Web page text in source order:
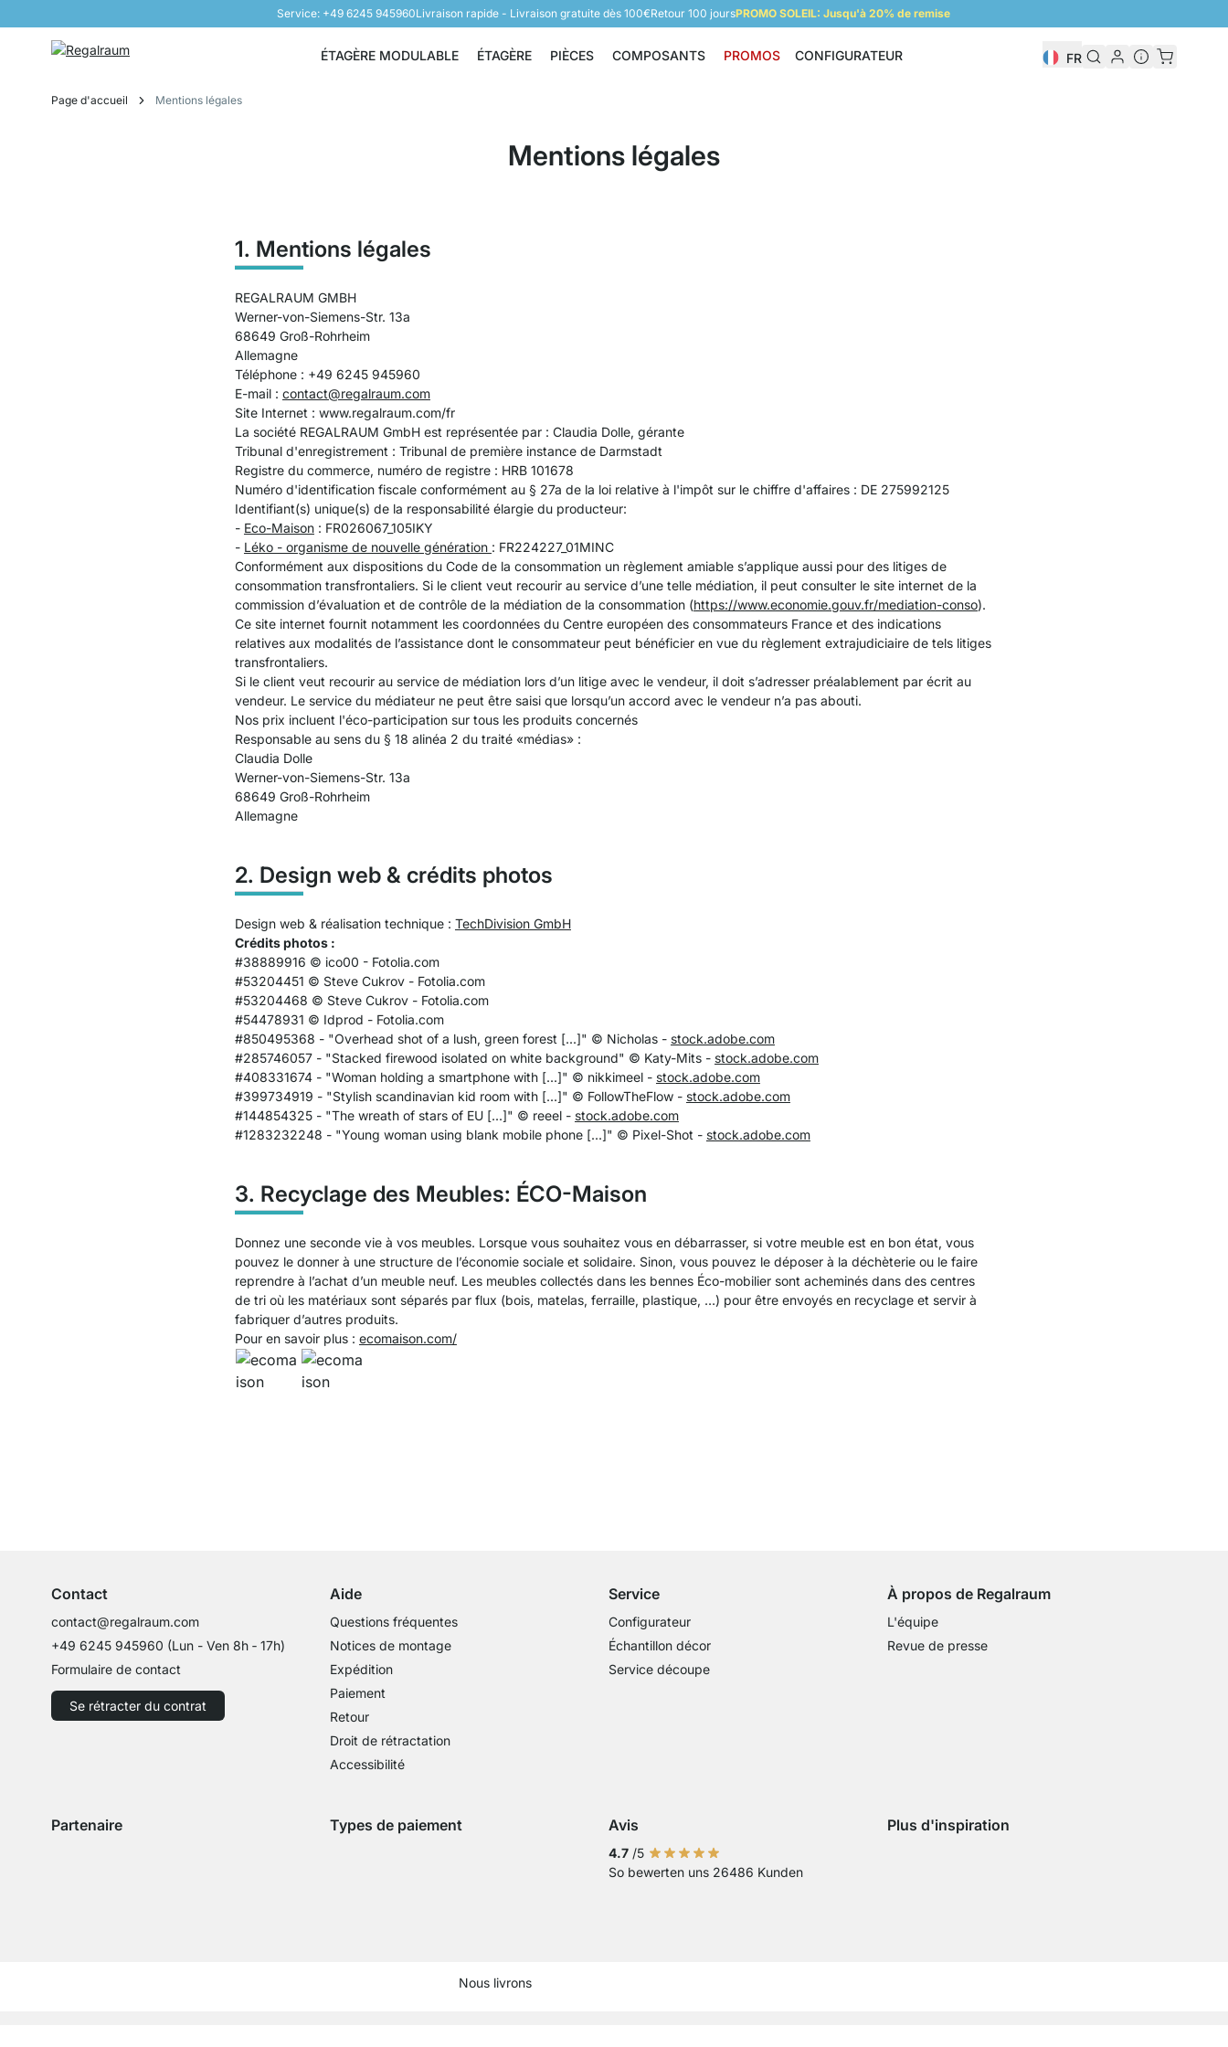
Service: +49 6245 945960Livraison rapide - Livraison gratuite dès 100€Retour 100 joursPROMO SOLEIL: Jusqu'à 20% de remise
ÉTAGÈRE MODULABLE
Étagère modulable
ÉTAGÈRE
Étagère
PIÈCES
Pièces
COMPOSANTS
Composants
PROMOS CONFIGURATEUR FR
Page d'accueil Mentions légales
Mentions légales
1. Mentions légales
REGALRAUM GMBH
Werner-von-Siemens-Str. 13a
68649 Groß-Rohrheim
Allemagne
Téléphone : +49 6245 945960
E-mail : contact@regalraum.com
Site Internet : www.regalraum.com/fr
La société REGALRAUM GmbH est représentée par : Claudia Dolle, gérante
Tribunal d'enregistrement : Tribunal de première instance de Darmstadt
Registre du commerce, numéro de registre : HRB 101678
Numéro d'identification fiscale conformément au § 27a de la loi relative à l'impôt sur le chiffre d'affaires : DE 275992125
Identifiant(s) unique(s) de la responsabilité élargie du producteur:
- Eco-Maison: FR026067_105IKY
- Léko - organisme de nouvelle génération : FR224227_01MINC
Conformément aux dispositions du Code de la consommation un règlement amiable s’applique aussi pour des litiges de
consommation transfrontaliers. Si le client veut recourir au service d’une telle médiation, il peut consulter le site internet de la
commission d’évaluation et de contrôle de la médiation de la consommation (https://www.economie.gouv.fr/mediation-conso).
Ce site internet fournit notamment les coordonnées du Centre européen des consommateurs France et des indications
relatives aux modalités de l’assistance dont le consommateur peut bénéficier en vue du règlement extrajudiciaire de tels litiges
transfrontaliers.
Si le client veut recourir au service de médiation lors d’un litige avec le vendeur, il doit s’adresser préalablement par écrit au
vendeur. Le service du médiateur ne peut être saisi que lorsqu’un accord avec le vendeur n’a pas abouti.
Nos prix incluent l'éco-participation sur tous les produits concernés
Responsable au sens du § 18 alinéa 2 du traité «médias» :
Claudia Dolle
Werner-von-Siemens-Str. 13a
68649 Groß-Rohrheim
Allemagne
2. Design web & crédits photos
Design web & réalisation technique : TechDivision GmbH
Crédits photos :
#38889916 © ico00 - Fotolia.com
#53204451 © Steve Cukrov - Fotolia.com
#53204468 © Steve Cukrov - Fotolia.com
#54478931 © Idprod - Fotolia.com
#850495368 - "Overhead shot of a lush, green forest [...]" © Nicholas - stock.adobe.com
#285746057 - "Stacked firewood isolated on white background" © Katy-Mits - stock.adobe.com
#408331674 - "Woman holding a smartphone with [...]" © nikkimeel - stock.adobe.com
#399734919 - "Stylish scandinavian kid room with [...]" © FollowTheFlow - stock.adobe.com
#144854325 - "The wreath of stars of EU [...]" © reeel - stock.adobe.com
#1283232248 - "Young woman using blank mobile phone [...]" © Pixel-Shot - stock.adobe.com
3. Recyclage des Meubles: ÉCO-Maison
Donnez une seconde vie à vos meubles. Lorsque vous souhaitez vous en débarrasser, si votre meuble est en bon état, vous
pouvez le donner à une structure de l’économie sociale et solidaire. Sinon, vous pouvez le déposer à la déchèterie ou le faire
reprendre à l’achat d’un meuble neuf. Les meubles collectés dans les bennes Éco-mobilier sont acheminés dans des centres
de tri où les matériaux sont séparés par flux (bois, matelas, ferraille, plastique, …) pour être envoyés en recyclage et servir à
fabriquer d’autres produits.
Pour en savoir plus : ecomaison.com/
Contact
contact@regalraum.com
+49 6245 945960 (Lun - Ven 8h ‑ 17h)
Formulaire de contact
Se rétracter du contrat
Aide
Questions fréquentes
Notices de montage
Expédition
Paiement
Retour
Droit de rétractation
Accessibilité
Service
Configurateur
Échantillon décor
Service découpe
À propos de Regalraum
L'équipe
Revue de presse
Partenaire Types de paiement
Paiement avec Klarna Sofort
Avis
4.7 /5
So bewerten uns 26486 Kunden
Plus d'inspiration
Nous livrons